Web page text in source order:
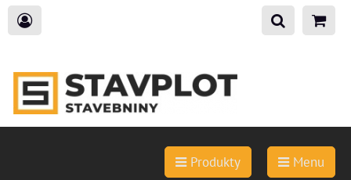
Produkty Menu